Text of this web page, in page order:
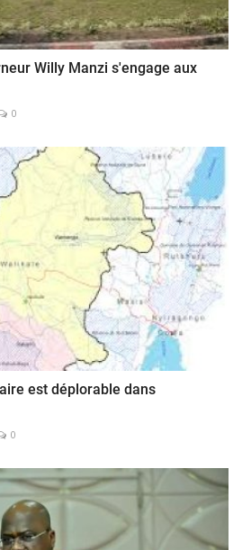
Willy Manzi s'engage aux
0
est déplorable dans
0